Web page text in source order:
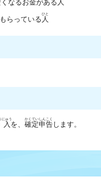
くなるお金がある 人
らっている 人
ひと
入
にゅう
を、 確定申告
かくていしんこく
します。